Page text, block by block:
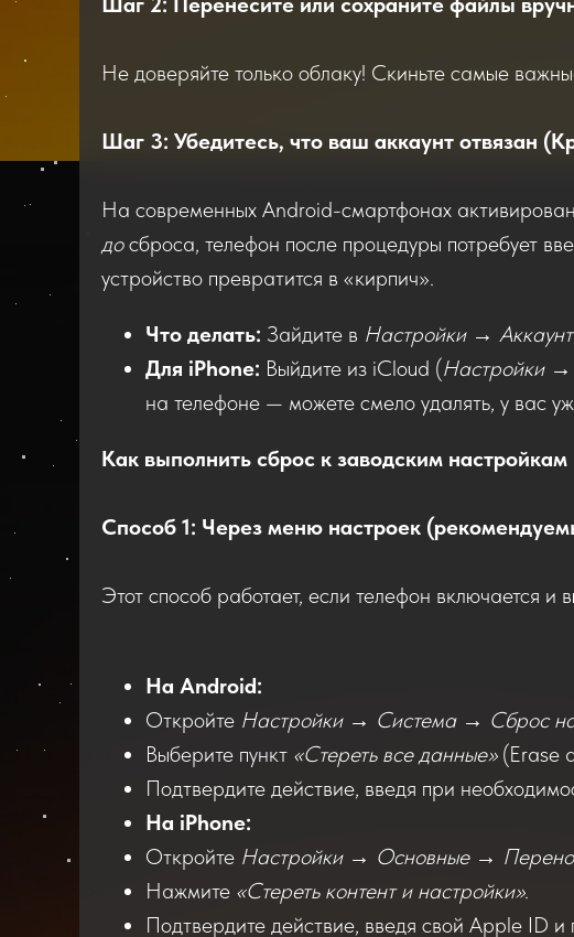
Не доверяйте только облаку! Скиньте самые
Шаг 3: Убедитесь, что ваш аккаунт отвязан
На современных Android-смартфонах
досброса, телефон после процедуры потребует
устройство превратится в «кирпич».
Что делать: Зайдите в Настройки →
Для iPhone: Выйдите из iCloud (Настройки
на телефоне — можете смело удалять, у вас
Как выполнить сброс к заводским
Способ 1: Через меню настроек
Этот способ работает, если телефон включается и
На Android:
Откройте Настройки → Система → Сброс
Выберите пункт «Стереть все данные»(Erase
Подтвердите действие, введя при
На iPhone:
Откройте Настройки → Основные →
Нажмите «Стереть контент и настройки».
Подтвердите действие, введя свой Apple ID и